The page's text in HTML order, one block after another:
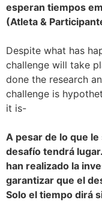
esperan tiempos
(Atleta &
Despite what has
challenge will take
done the research
challenge is
it is-
A pesar de lo que
desafío tendrá
han realizado la
garantizar que el
Solo el tiempo dirá